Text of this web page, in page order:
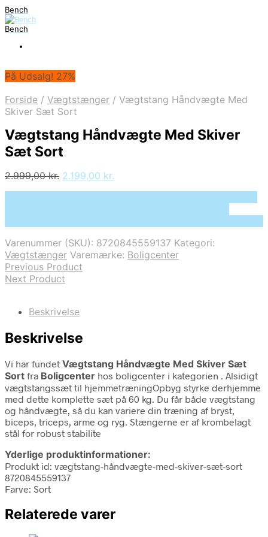
Bench
Bench
På Udsalg! 27%
Forside / Vægtstænger / Vægtstang Håndvægte Med
Skiver Sæt Sort
Vægtstang Håndvægte Med Skiver
Sæt Sort
2.999,00kr. Den
2.199,00 kr.
Varenummer (SKU): 8720845559137 Kategori:
Vægtstænger Varemærke: Boligcenter
Previous Product
Next Product
Beskrivelse
Beskrivelse
Vi har fundet Vægtstang Håndvægte Med Skiver Sæt
Sort fra Boligcenter hos boligcenter i kategorien . Alsidigt
vægtstangssæt til hjemmetræningOpbyg styrke derhjemme
med dette komplette sæt på 60 kg. Du får både vægtstang
og håndvægte, så du kan variere din træning af bryst,
biceps, triceps, arme og ryg. Stængerne er af krombelagt
stål for robust stabilite
Yderlige produktinformationer:
Produkt id: vægtstang-håndvægte-med-skiver-sæt-sort
8720845559137
Farve: Sort
Relaterede varer